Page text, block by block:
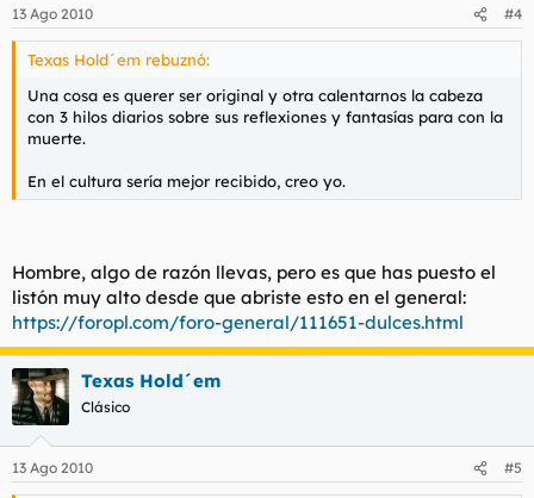
13 Ago 2010 #4
Texas Hold´em rebuznó:
Una cosa es querer ser original y otra calentarnos la cabeza
con 3 hilos diarios sobre sus reflexiones y fantasías para con la
muerte.
En el cultura sería mejor recibido, creo yo.
Hombre, algo de razón llevas, pero es que has puesto el
listón muy alto desde que abriste esto en el general:
https://foropl.com/foro-general/111651-dulces.html
Texas Hold´em
Clásico
13 Ago 2010 #5